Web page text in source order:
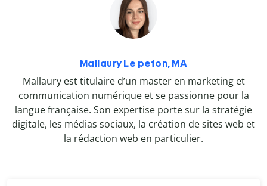
Mallaury Le peton, MA
Mallaury est titulaire d’un master en marketing et
communication numérique et se passionne pour la
langue française. Son expertise porte sur la stratégie
digitale, les médias sociaux, la création de sites web et
la rédaction web en particulier.